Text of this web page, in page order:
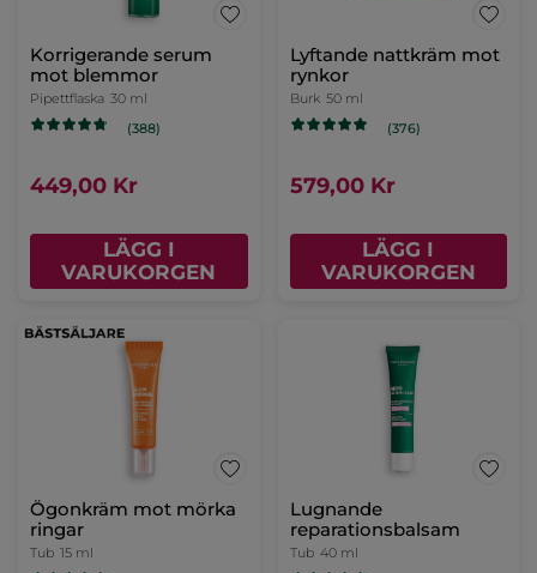
Lyftande ritual mot
rynkor - Lift Pro-
Collagène
(1182)
659,00 Kr
LÄGG I
VARUKORGEN
Korrigerande serum
mot blemmor
Pipettflaska
Lyftande nattkräm mot
rynkor
Burk
50 ml